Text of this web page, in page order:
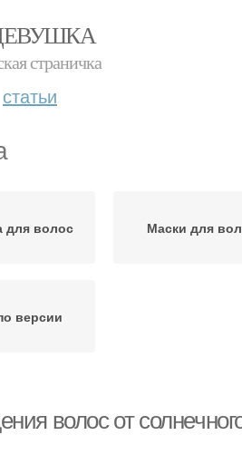
страничка
статьи
для волос Маски для
версии
волос от